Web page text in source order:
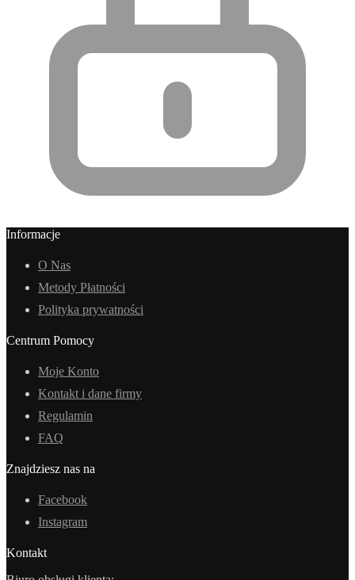
Informacje
O Nas
Metody Płatności
Polityka prywatności
Centrum Pomocy
Moje Konto
Kontakt i dane firmy
Regulamin
FAQ
Znajdziesz nas na
Facebook
Instagram
Kontakt